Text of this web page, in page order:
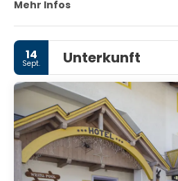
Mehr Infos
14
Sept. Unterkunft